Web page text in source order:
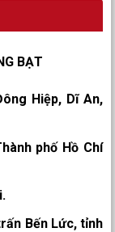
BẠT
Hiệp, Dĩ An,
phố Hồ Chí
Bến Lức, tỉnh